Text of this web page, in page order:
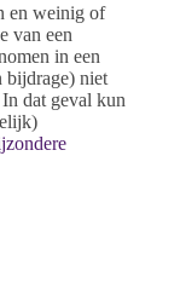
en weinig of
van een
in een
bijdrage) niet
dat geval kun